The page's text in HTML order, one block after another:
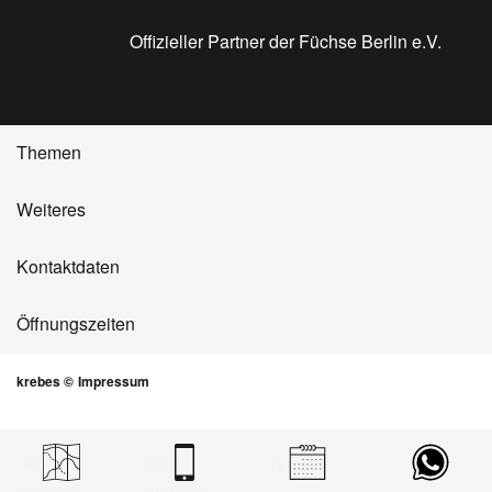
Route
Termin
Offizieller Partner der Füchse Berlin e.V.
Themen
Weiteres
Kontaktdaten
Öffnungszeiten
krebes © Impressum
DSGVO Cookie Consent mit Real Cookie Banner